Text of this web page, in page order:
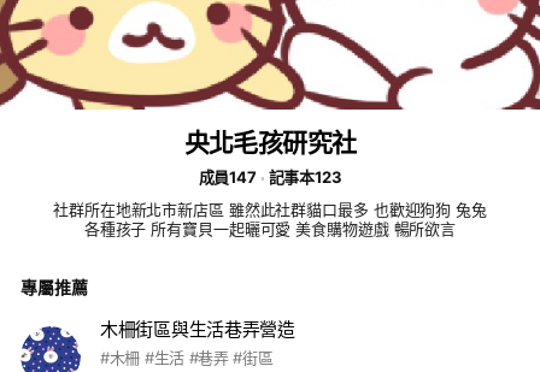
央北毛孩研究社
成員147
記事本123
社群所在地新北市新店區 雖然此社群貓口最多 也歡迎狗狗 兔兔
各種孩子 所有寶貝一起曬可愛 美食購物遊戲 暢所欲言
專屬推薦
木柵街區與生活巷弄營造
#木柵 #生活 #巷弄 #街區